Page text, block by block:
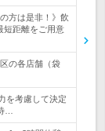
方は是非！》飲
短距離をご用意
の各店舗（袋
を考慮して決定
…